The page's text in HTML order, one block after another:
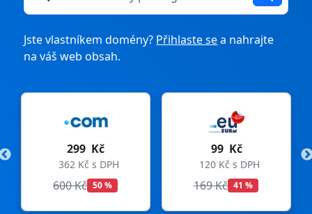
Jste vlastníkem domény? Přihlaste sea nahrajte
na váš web obsah.
299 Kč
362 Kč s DPH
600 Kč 50 %
99 Kč
120 Kč s DPH
169 Kč 41 %